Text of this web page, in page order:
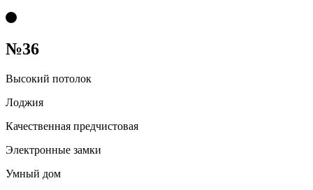
№36
Высокий потолок
Лоджия
Качественная предчистовая
Электронные замки
Умный дом